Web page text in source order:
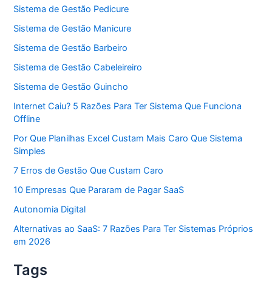
Sistema de Gestão Pedicure
Sistema de Gestão Manicure
Sistema de Gestão Barbeiro
Sistema de Gestão Cabeleireiro
Sistema de Gestão Guincho
Internet Caiu? 5 Razões Para Ter Sistema Que Funciona
Offline
Por Que Planilhas Excel Custam Mais Caro Que Sistema
Simples
7 Erros de Gestão Que Custam Caro
10 Empresas Que Pararam de Pagar SaaS
Autonomia Digital
Alternativas ao SaaS: 7 Razões Para Ter Sistemas Próprios
em 2026
Tags